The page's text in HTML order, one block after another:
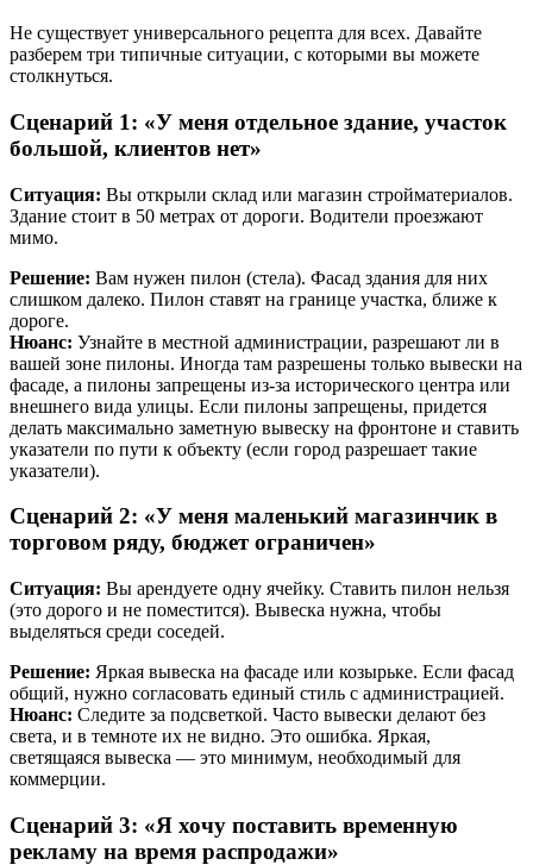
Не существует универсального рецепта для всех. Давайте
разберем три типичные ситуации, с которыми вы можете
столкнуться.
Сценарий 1: «У меня отдельное здание, участок
большой, клиентов нет»
Ситуация: Вы открыли склад или магазин стройматериалов.
Здание стоит в 50 метрах от дороги. Водители проезжают
мимо.
Решение: Вам нужен пилон (стела). Фасад здания для них
слишком далеко. Пилон ставят на границе участка, ближе к
дороге.
Нюанс: Узнайте в местной администрации, разрешают ли в
вашей зоне пилоны. Иногда там разрешены только вывески на
фасаде, а пилоны запрещены из-за исторического центра или
внешнего вида улицы. Если пилоны запрещены, придется
делать максимально заметную вывеску на фронтоне и ставить
указатели по пути к объекту (если город разрешает такие
указатели).
Сценарий 2: «У меня маленький магазинчик в
торговом ряду, бюджет ограничен»
Ситуация: Вы арендуете одну ячейку. Ставить пилон нельзя
(это дорого и не поместится). Вывеска нужна, чтобы
выделяться среди соседей.
Решение: Яркая вывеска на фасаде или козырьке. Если фасад
общий, нужно согласовать единый стиль с администрацией.
Нюанс: Следите за подсветкой. Часто вывески делают без
света, и в темноте их не видно. Это ошибка. Яркая,
светящаяся вывеска — это минимум, необходимый для
коммерции.
Сценарий 3: «Я хочу поставить временную
рекламу на время распродажи»